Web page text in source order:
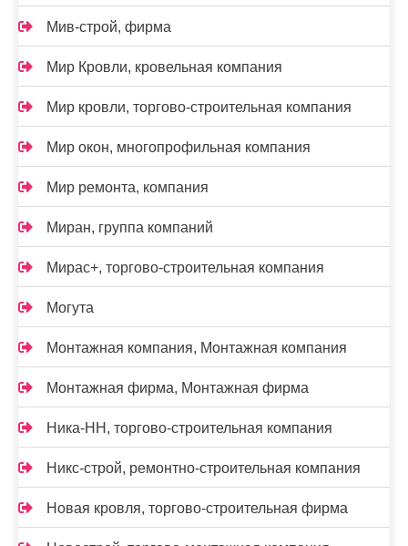
Мив-строй, фирма
Мир Кровли, кровельная компания
Мир кровли, торгово-строительная компания
Мир окон, многопрофильная компания
Мир ремонта, компания
Миран, группа компаний
Мирас+, торгово-строительная компания
Могута
Монтажная компания, Монтажная компания
Монтажная фирма, Монтажная фирма
Ника-НН, торгово-строительная компания
Никс-строй, ремонтно-строительная компания
Новая кровля, торгово-строительная фирма